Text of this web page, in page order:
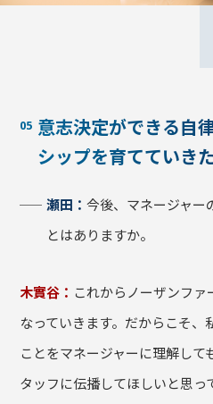
意志決定ができる自
シップを育てていき
瀬田：今後、マネージャー
とはありますか。
木實谷： これからノーザンファ
なっていきます。だからこそ
ことをマネージャーに理解して
タッフに伝播してほしいと思っ